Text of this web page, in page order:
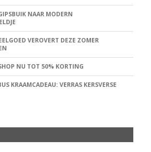
NAAR MODERN
VEROVERT DEZE ZOMER
NU TOT 50% KORTING
KRAAMCADEAU: VERRAS KERSVERSE